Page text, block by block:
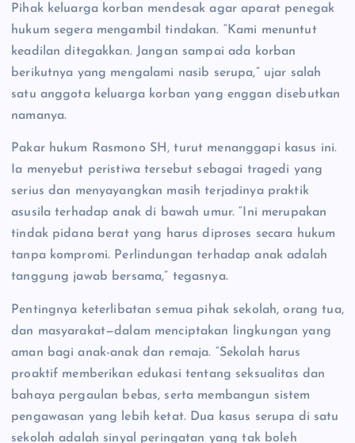
Pihak keluarga korban mendesak agar aparat penegak
hukum segera mengambil tindakan. “Kami menuntut
keadilan ditegakkan. Jangan sampai ada korban
berikutnya yang mengalami nasib serupa,” ujar salah
satu anggota keluarga korban yang enggan disebutkan
namanya.
Pakar hukum Rasmono SH, turut menanggapi kasus ini.
Ia menyebut peristiwa tersebut sebagai tragedi yang
serius dan menyayangkan masih terjadinya praktik
asusila terhadap anak di bawah umur. “Ini merupakan
tindak pidana berat yang harus diproses secara hukum
tanpa kompromi. Perlindungan terhadap anak adalah
tanggung jawab bersama,” tegasnya.
Pentingnya keterlibatan semua pihak sekolah, orang tua,
dan masyarakat—dalam menciptakan lingkungan yang
aman bagi anak-anak dan remaja. “Sekolah harus
proaktif memberikan edukasi tentang seksualitas dan
bahaya pergaulan bebas, serta membangun sistem
pengawasan yang lebih ketat. Dua kasus serupa di satu
sekolah adalah sinyal peringatan yang tak boleh